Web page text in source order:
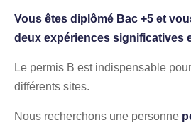
Vous êtes diplômé Bac +5 et
deux expériences significatives
Le permis B est indispensable
différents sites.
Nous recherchons une personne